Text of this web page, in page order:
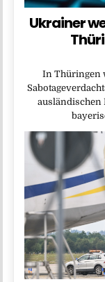
Ukrainer
In Thüringen
ausländischen